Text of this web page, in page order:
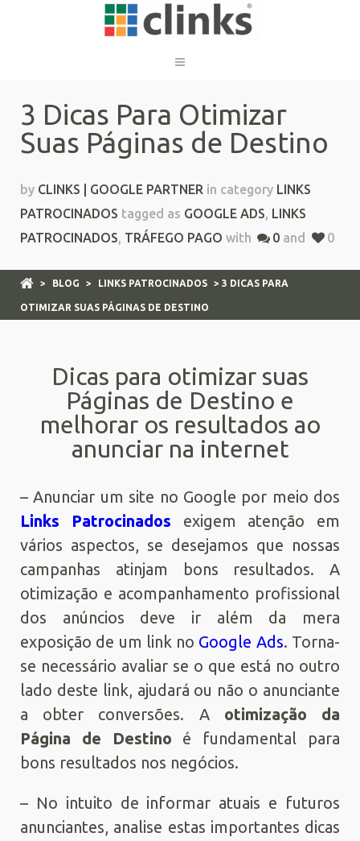
3 Dicas Para Otimizar
Suas Páginas de Destino
by CLINKS | GOOGLE PARTNER in category LINKS
PATROCINADOS tagged as GOOGLE ADS, LINKS
PATROCINADOS, TRÁFEGO PAGO with 0 and 0
> BLOG > LINKS PATROCINADOS > 3 DICAS PARA
OTIMIZAR SUAS PÁGINAS DE DESTINO
Dicas para otimizar suas
Páginas de Destino e
melhorar os resultados ao
anunciar na internet
– Anunciar um site no Google por meio dos
Links Patrocinados exigem atenção em
vários aspectos, se desejamos que nossas
campanhas atinjam bons resultados. A
otimização e acompanhamento profissional
dos anúncios deve ir além da mera
exposição de um link no Google Ads. Torna-
se necessário avaliar se o que está no outro
lado deste link, ajudará ou não o anunciante
a obter conversões. A otimização da
Página de Destino é fundamental para
bons resultados nos negócios.
– No intuito de informar atuais e futuros
anunciantes, analise estas importantes dicas